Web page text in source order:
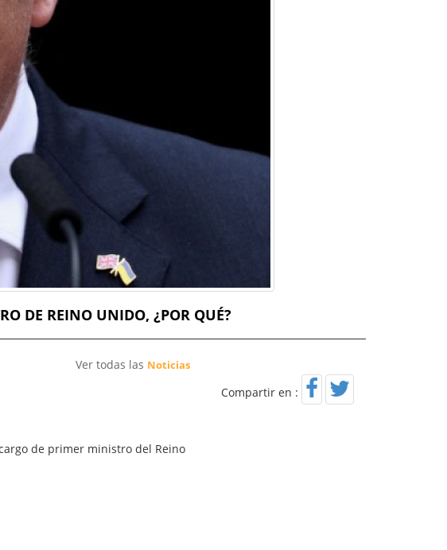
volumen.
DE REINO UNIDO, ¿POR QUÉ?
Ver todas las Noticias
Compartir en :
de primer ministro del Reino